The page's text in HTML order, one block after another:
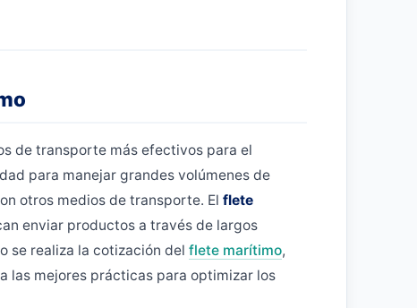
de transporte más efectivos para el
para manejar grandes volúmenes de
otros medios de transporte. El flete
enviar productos a través de largos
se realiza la cotización del flete marítimo,
las mejores prácticas para optimizar los